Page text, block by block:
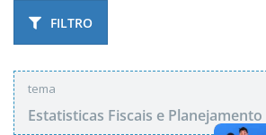
FILTRO
tema
Estatisticas Fiscais e Planejamento